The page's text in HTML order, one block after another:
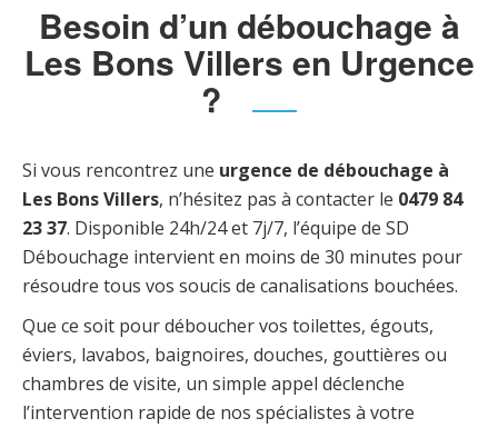
Besoin d’un débouchage à
Les Bons Villers en Urgence
?
Si vous rencontrez une urgence de débouchage à
Les Bons Villers, n’hésitez pas à contacter le 0479 84
23 37. Disponible 24h/24 et 7j/7, l’équipe de SD
Débouchage intervient en moins de 30 minutes pour
résoudre tous vos soucis de canalisations bouchées.
Que ce soit pour déboucher vos toilettes, égouts,
éviers, lavabos, baignoires, douches, gouttières ou
chambres de visite, un simple appel déclenche
l’intervention rapide de nos spécialistes à votre